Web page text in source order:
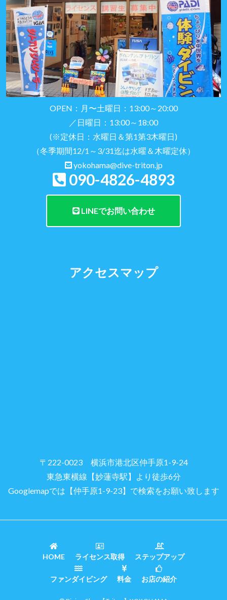
OPEN：月〜土曜日：13:00～20:00
／日曜日：13:00～18:00
(※定休日：水曜日＆第1第3木曜日)
（冬季期間12/1～3/31迄は水曜＆木曜定休）
yokohama@dive-triton.jp
090-4826-4893
LINEでお問い合わせ
アクセスマップ
〒222-0023 横浜市港北区仲手原1-9-24
東急東横線【妙蓮寺駅】より徒歩6分
Googlemapでは【仲手原1-9-23】で検索をお願い致します
HOME ライセンス取得 ステップアップ
ファンダイビング 料金 お店の紹介